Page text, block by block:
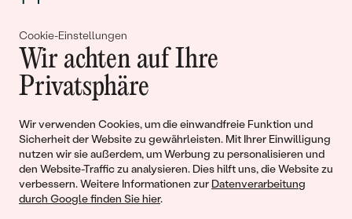
Cookie-Einstellungen
Wir achten auf Ihre
Privatsphäre
Wir verwenden Cookies, um die einwandfreie Funktion und
Sicherheit der Website zu gewährleisten. Mit Ihrer Einwilligung
nutzen wir sie außerdem, um Werbung zu personalisieren und
den Website-Traffic zu analysieren. Dies hilft uns, die Website zu
verbessern. Weitere Informationen zur Datenverarbeitung
durch Google finden Sie hier.
Gemeinsam erschaffen wir
Geschichten von Schönheit und
Liebe
Begleiten Sie uns!